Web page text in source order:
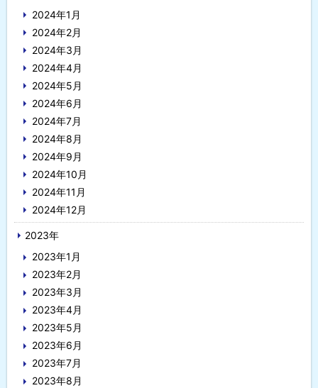
2024年1月
2024年2月
2024年3月
2024年4月
2024年5月
2024年6月
2024年7月
2024年8月
2024年9月
2024年10月
2024年11月
2024年12月
2023年
2023年1月
2023年2月
2023年3月
2023年4月
2023年5月
2023年6月
2023年7月
2023年8月